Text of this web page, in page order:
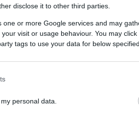
disclose it to other third parties.
one or more Google services and may
visit or usage behaviour. You may
tags to use your data for below
personal data.
και Λούκα Βιλντόσα.
Λεσόρ. Από την ομάδα του
ο Χάρης Γιαννόπουλος. Δεν
έμεινε ως 7ος ξένος ο